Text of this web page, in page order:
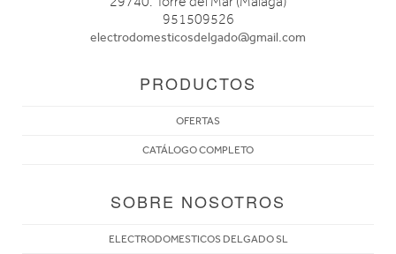
951509526
electrodomesticosdelgado@gmail.com
PRODUCTOS
OFERTAS
CATÁLOGO COMPLETO
SOBRE NOSOTROS
ELECTRODOMESTICOS DELGADO SL